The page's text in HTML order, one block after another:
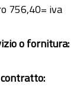
756,40= iva
o fornitura: